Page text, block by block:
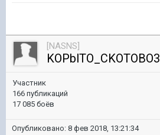
[NASNS]
KOPblTO_CKOTOBO3
Участник
166 публикаций
17 085 боёв
Опубликовано: 8 фев 2018, 13:21:34